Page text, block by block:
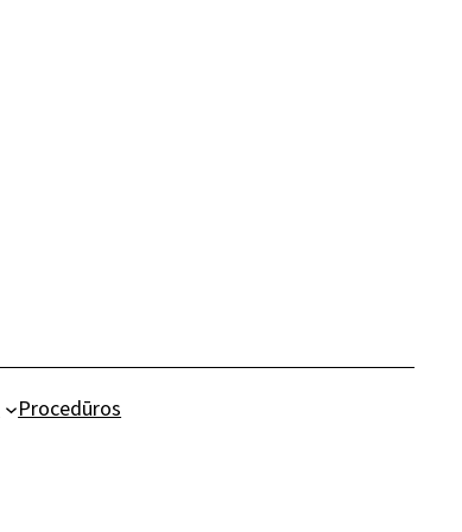
Procedūros